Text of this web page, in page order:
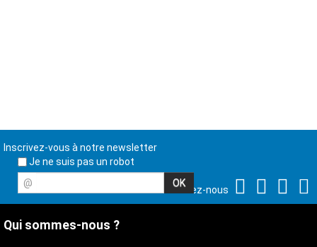
Inscrivez-vous à notre newsletter
Je ne suis pas un robot
@
Suivez-nous
Qui sommes-nous ?